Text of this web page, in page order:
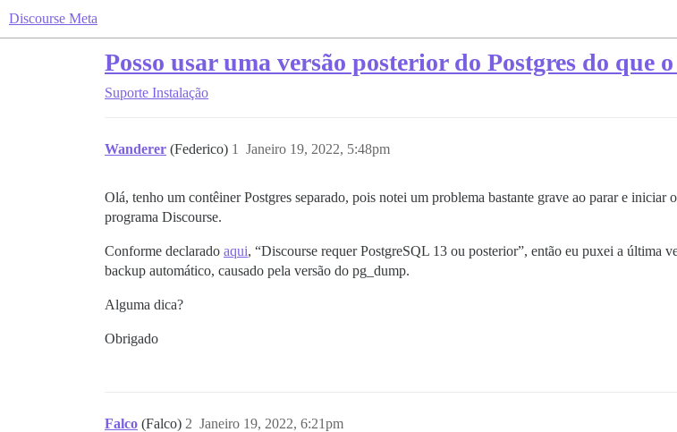
Discourse Meta
Posso usar uma versão posterior do Postgres do que
Suporte Instalação
Wanderer (Federico) Janeiro 19, 2022, 5:48pm
1
Olá, tenho um contêiner Postgres separado, pois notei um problema bastante grave ao parar e
programa Discourse.
Conforme declarado aqui, “Discourse requer PostgreSQL 13 ou posterior”, então eu puxei a última
backup automático, causado pela versão do pg_dump.
Alguma dica?
Obrigado
Falco (Falco) Janeiro 19, 2022, 6:21pm
2